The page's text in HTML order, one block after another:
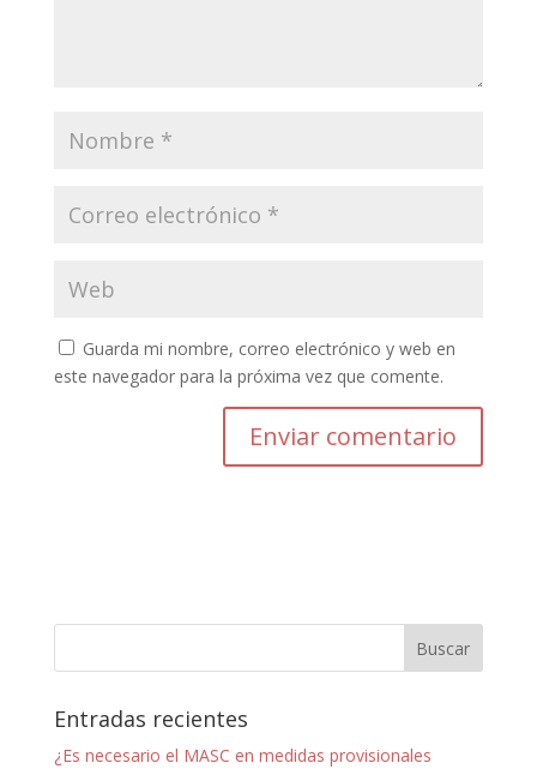
Guarda mi nombre, correo electrónico y web en
este navegador para la próxima vez que comente.
Entradas recientes
¿Es necesario el MASC en medidas provisionales